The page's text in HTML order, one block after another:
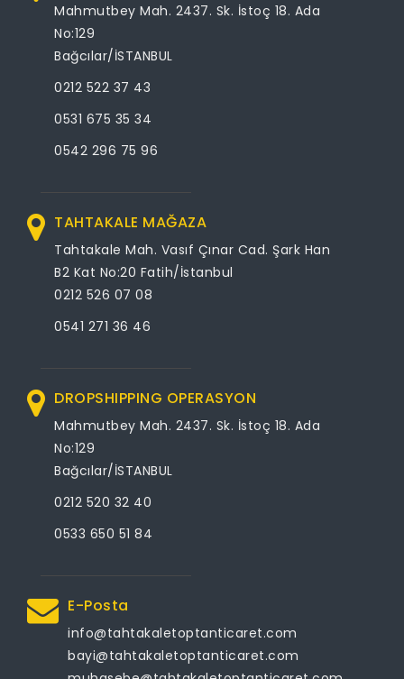
Mahmutbey Mah. 2437. Sk. İstoç 18. Ada
No:129
Bağcılar/İSTANBUL
0212 522 37 43
0531 675 35 34
0542 296 75 96
TAHTAKALE MAĞAZA
Tahtakale Mah. Vasıf Çınar Cad. Şark Han
B2 Kat No:20 Fatih/İstanbul
0212 526 07 08
0541 271 36 46
DROPSHIPPING OPERASYON
Mahmutbey Mah. 2437. Sk. İstoç 18. Ada
No:129
Bağcılar/İSTANBUL
0212 520 32 40
0533 650 51 84
E-Posta
info@tahtakaletoptanticaret.com
bayi@tahtakaletoptanticaret.com